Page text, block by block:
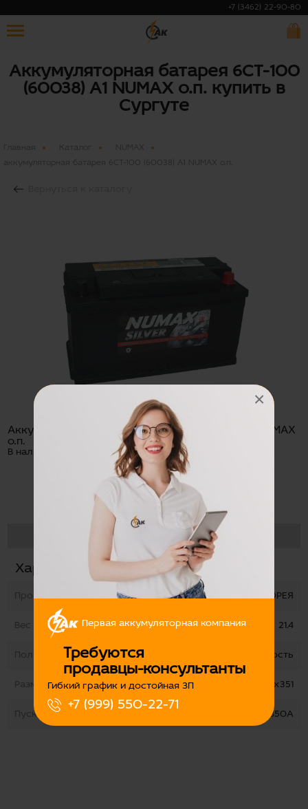
Первая аккумуляторная компания
Требуются
продавцы-консультанты
Гибкий график и достойная ЗП
+7 (999) 550-22-71
×
+7 (3462) 22-90-80
Аккумуляторная батарея 6СТ-100
(60038) А1 NUMAX о.п. купить в
Сургуте
Главная
NUMAX
аккумуляторная батарея 6СТ-100 (60038) А1 NUMAX о.п.
Аккумуляторная батарея 6СТ-100 (60038) А1 NUMAX
о.п.
В наличии:
Цена: 14900 руб
НЕТ В НАЛИЧИИ
Характеристики
Производство КОРЕЯ
Вес 21.4
Полярность обратная полярность
Размеры 173х190х351
Пусковой ток 850А